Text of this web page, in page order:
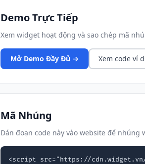
Demo Trực Tiếp
Xem widget hoạt động và sao chép mã
Mở Demo Đầy Đủ → Xem code ví
Mã Nhúng
Dán đoạn code này vào website để nhúng
<script src="https://